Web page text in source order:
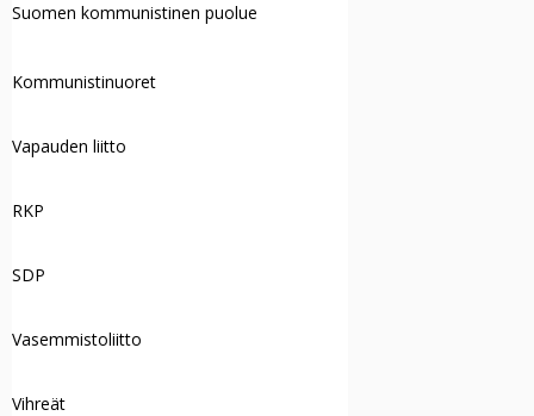
Suomen kommunistinen puolue
Kommunistinuoret
Vapauden liitto
RKP
SDP
Vasemmistoliitto
Vihreät